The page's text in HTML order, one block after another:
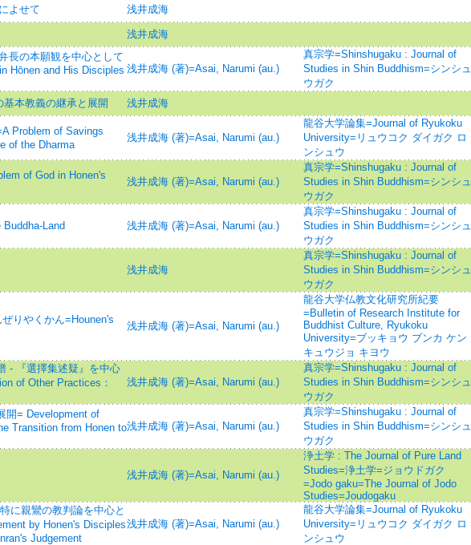
よせて 浅井成海
浅井成海
長の本願観を中心として
Hōnen and His Disciples 浅井成海 (著)=Asai, Narumi (au.)
真宗学=Shinshugaku : Journal of
Studies in Shin Buddhism=シンシュ
ウガク
本教義の継承と展開 浅井成海
Problem of Savings
of the Dharma
浅井成海 (著)=Asai, Narumi (au.)
龍谷大学論集=Journal of Ryukoku
University=リュウコク ダイガク ロ
ンシュウ
of God in Honen's
浅井成海 (著)=Asai, Narumi (au.)
真宗学=Shinshugaku : Journal of
Studies in Shin Buddhism=シンシュ
ウガク
Land 浅井成海 (著)=Asai, Narumi (au.)
真宗学=Shinshugaku : Journal of
Studies in Shin Buddhism=シンシュ
ウガク
浅井成海
真宗学=Shinshugaku : Journal of
Studies in Shin Buddhism=シンシュ
ウガク
りやくかん=Hounen's
浅井成海 (著)=Asai, Narumi (au.)
龍谷大学仏教文化研究所紀要
=Bulletin of Research Institute for
Buddhist Culture, Ryukoku
University=ブッキョウ ブンカ ケン
キュウジョ キヨウ
- 『選擇集述疑』を中心
of Other Practices：
浅井成海 (著)=Asai, Narumi (au.)
真宗学=Shinshugaku : Journal of
Studies in Shin Buddhism=シンシュ
ウガク
開= Development of
Transition from Honen to浅井成海 (著)=Asai, Narumi (au.)
真宗学=Shinshugaku : Journal of
Studies in Shin Buddhism=シンシュ
ウガク
浅井成海 (著)=Asai, Narumi (au.)
浄土学 : The Journal of Pure Land
Studies=浄土学=ジョウドガク
=Jodo gaku=The Journal of Jodo
Studies=Joudogaku
に親鸞の教判論を中心と
by Honen's Disciples
Judgement
浅井成海 (著)=Asai, Narumi (au.)
龍谷大学論集=Journal of Ryukoku
University=リュウコク ダイガク ロ
ンシュウ